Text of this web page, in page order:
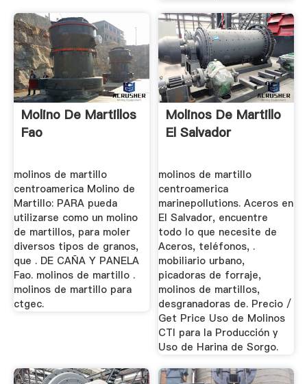
Molino De Martillos
Fao
molinos de martillo
centroamerica Molino de
Martillo: PARA pueda
utilizarse como un molino
de martillos, para moler
diversos tipos de granos,
que . DE CAÑA Y PANELA
Fao. molinos de martillo .
molinos de martillo para
ctgec.
Molinos De Martillo
El Salvador
molinos de martillo
centroamerica
marinepollutions. Aceros en
El Salvador, encuentre
todo lo que necesite de
Aceros, teléfonos, .
mobiliario urbano,
picadoras de forraje,
molinos de martillos,
desgranadoras de. Precio /
Get Price Uso de Molinos
CTI para la Producción y
Uso de Harina de Sorgo.